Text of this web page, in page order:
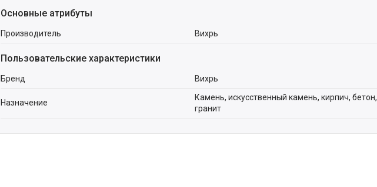
Основные атрибуты
Производитель Вихрь
Пользовательские характеристики
Бренд Вихрь
Назначение
Камень, искусственный камень, кирпич, бетон,
гранит